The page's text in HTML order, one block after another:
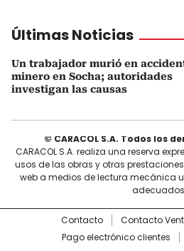
Últimas Noticias
Un trabajador murió en
minero en Socha; autoridades
investigan las causas
© CARACOL S.A. Todos los
CARACOL S.A. realiza una reserva
usos de las obras y otras
web a medios de lectura mecánica
Contacto Contacto
Pago electrónico clientes